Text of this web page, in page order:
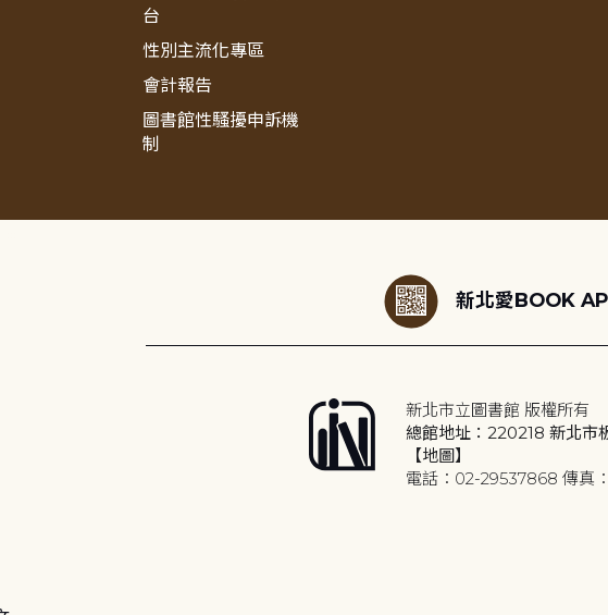
台
性別主流化專區
會計報告
圖書館性騷擾申訴機
制
新北愛BOOK
新北市立圖書館 版權所有
總館地址：220218 新北市
【地圖】
電話：02-29537868 傳真